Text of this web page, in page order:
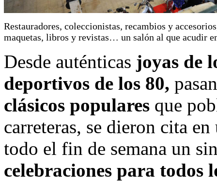
Restauradores, coleccionistas, recambios y
maquetas, libros y revistas… un salón al que acudir
Desde auténticas joyas de
deportivos de los 80,
clásicos populares que
carreteras, se dieron cita
todo el fin de semana un
celebraciones para todos